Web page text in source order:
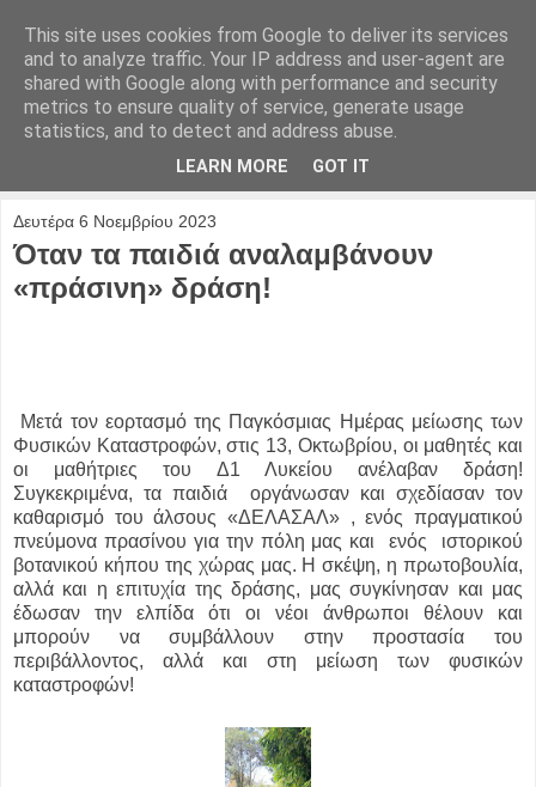
Δευτέρα 6 Νοεμβρίου 2023
Όταν τα παιδιά αναλαμβάνουν
«πράσινη» δράση!
Μετά τον εορτασμό της Παγκόσμιας Ημέρας μείωσης των
Φυσικών Καταστροφών, στις 13, Οκτωβρίου, οι μαθητές και
οι μαθήτριες του Δ1 Λυκείου ανέλαβαν δράση!
Συγκεκριμένα, τα παιδιά οργάνωσαν και σχεδίασαν τον
καθαρισμό του άλσους «ΔΕΛΑΣΑΛ» , ενός πραγματικού
πνεύμονα πρασίνου για την πόλη μας και ενός ιστορικού
βοτανικού κήπου της χώρας μας. Η σκέψη, η πρωτοβουλία,
αλλά και η επιτυχία της δράσης, μας συγκίνησαν και μας
έδωσαν την ελπίδα ότι οι νέοι άνθρωποι θέλουν και
μπορούν να συμβάλλουν στην προστασία του
περιβάλλοντος, αλλά και στη μείωση των φυσικών
καταστροφών!
This site uses cookies from Google to deliver its services
and to analyze traffic. Your IP address and user-agent are
shared with Google along with performance and security
metrics to ensure quality of service, generate usage
statistics, and to detect and address abuse.
LEARN MORE GOT IT